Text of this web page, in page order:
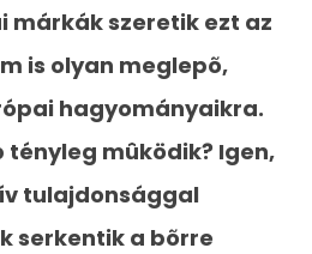
márkák szeretik ezt az
is olyan meglepõ,
hagyományaikra.
tényleg mûködik? Igen,
tulajdonsággal
serkentik a bõrre